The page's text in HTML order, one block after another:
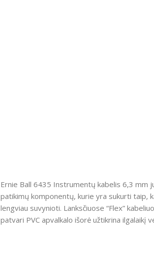
Ernie Ball 6435 Instrumentų kabelis 6,3 mm
patikimų komponentų, kurie yra sukurti taip,
lengviau suvynioti. Lanksčiuose “Flex”
patvari PVC apvalkalo išorė užtikrina ilgalaikį